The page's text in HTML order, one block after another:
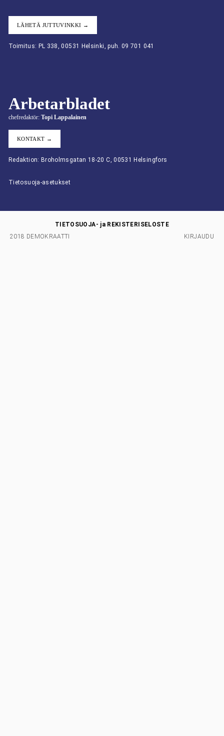
LÄHETÄ JUTTUVINKKI →
Toimitus: PL 338, 00531 Helsinki, puh. 09 701 041
Arbetarbladet
chefredaktör: Topi Lappalainen
KONTAKT →
Redaktion: Broholmsgatan 18-20 C, 00531 Helsingfors
Tietosuoja-asetukset
2018 DEMOKRAATTI
TIETOSUOJA- ja REKISTERISELOSTE
KIRJAUDU